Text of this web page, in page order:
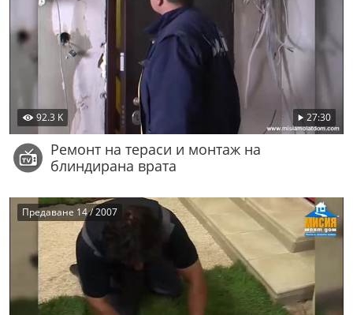
92.3 K 27:30
Ремонт на тераси и монтаж на
блиндирана врата
Предаване 14 / 2007